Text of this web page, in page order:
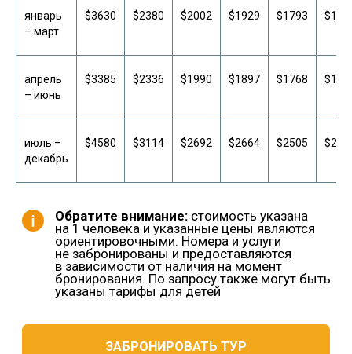
январь
– март
$3630 $2380 $2002 $1929 $1793
апрель
– июнь
$3385 $2336 $1990 $1897 $1768
июль –
декабрь
$4580 $3114 $2692 $2664 $2505
свободных номеров мы предложим
альтернативный вариант размещения.